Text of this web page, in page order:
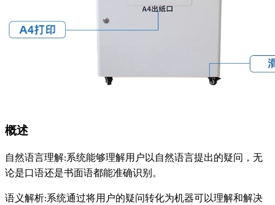
概述
自然语言理解:系统能够理解用户以自然语言提出的疑问，无
论是口语还是书面语都能准确识别。
语义解析:系统通过将用户的疑问转化为机器可以理解和解决